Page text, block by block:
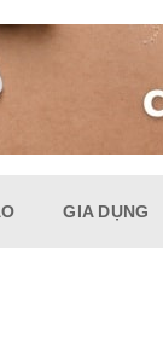
GIA DỤNG